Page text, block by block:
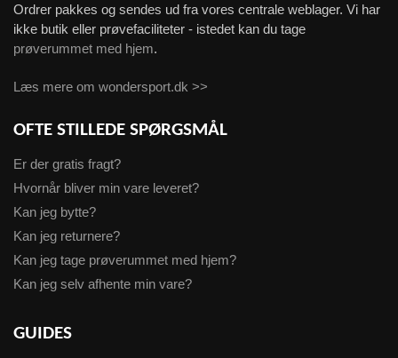
Ordrer pakkes og sendes ud fra vores centrale weblager. Vi har
ikke butik eller prøvefaciliteter - istedet kan du tage
prøverummet med hjem.
Læs mere om wondersport.dk >>
OFTE STILLEDE SPØRGSMÅL
Er der gratis fragt?
Hvornår bliver min vare leveret?
Kan jeg bytte?
Kan jeg returnere?
Kan jeg tage prøverummet med hjem?
Kan jeg selv afhente min vare?
GUIDES